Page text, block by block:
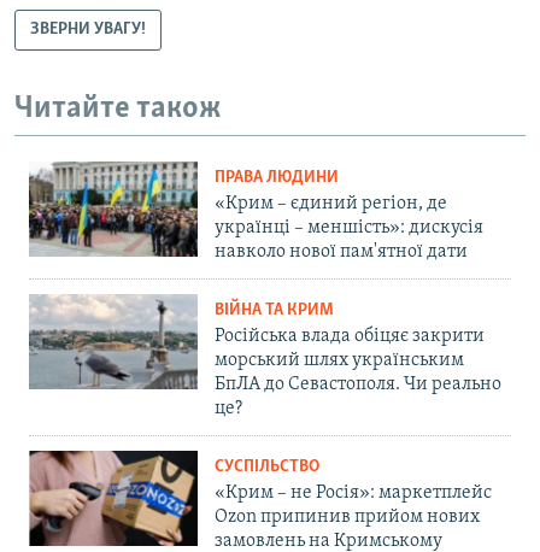
ЗВЕРНИ УВАГУ!
Читайте також
ПРАВА ЛЮДИНИ
«Крим – єдиний регіон, де
українці – меншість»: дискусія
навколо нової пам'ятної дати
ВІЙНА ТА КРИМ
Російська влада обіцяє закрити
морський шлях українським
БпЛА до Севастополя. Чи реально
це?
СУСПІЛЬСТВО
«Крим – не Росія»: маркетплейс
Ozon припинив прийом нових
замовлень на Кримському